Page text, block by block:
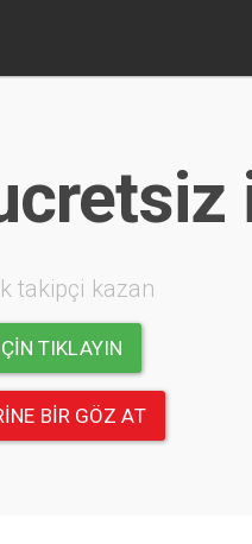
takipçi kazan
TIKLAYIN
BIR GÖZ AT